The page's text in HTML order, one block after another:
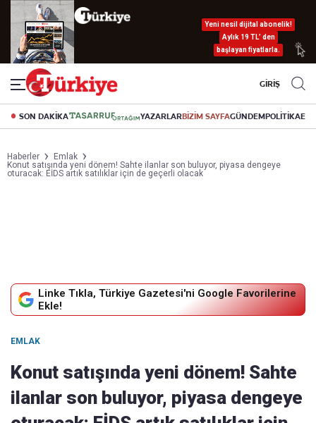
Yeni nesil dijital abonelik!
Aylık 19 TL’ den
başlayan fiyatlarla.
GİRİŞ
SON DAKİKA YAZARLARBİZİM SAYFAGÜNDEMPOLİTİKA
Haberler
Emlak
Konut satışında yeni dönem! Sahte ilanlar son buluyor, piyasa dengeye
oturacak: EİDS artık satılıklar için de geçerli olacak
Linke Tıkla, Türkiye Gazetesi'ni Google Favorilerine
Ekle!
EMLAK
Konut satışında yeni dönem! Sahte
ilanlar son buluyor, piyasa dengeye